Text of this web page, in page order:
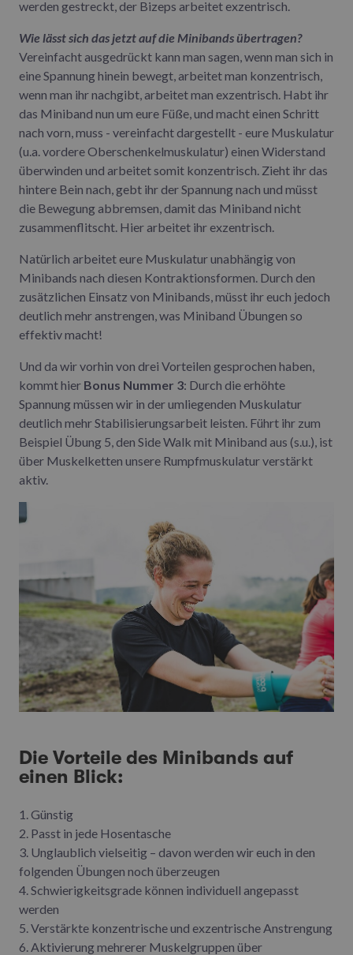
werden gestreckt, der Bizeps arbeitet exzentrisch.
Wie lässt sich das jetzt auf die Minibands übertragen?
Vereinfacht ausgedrückt kann man sagen, wenn man sich in
eine Spannung hinein bewegt, arbeitet man konzentrisch,
wenn man ihr nachgibt, arbeitet man exzentrisch. Habt ihr
das Miniband nun um eure Füße, und macht einen Schritt
nach vorn, muss - vereinfacht dargestellt - eure Muskulatur
(u.a. vordere Oberschenkelmuskulatur) einen Widerstand
überwinden und arbeitet somit konzentrisch. Zieht ihr das
hintere Bein nach, gebt ihr der Spannung nach und müsst
die Bewegung abbremsen, damit das Miniband nicht
zusammenflitscht. Hier arbeitet ihr exzentrisch.
Natürlich arbeitet eure Muskulatur unabhängig von
Minibands nach diesen Kontraktionsformen. Durch den
zusätzlichen Einsatz von Minibands, müsst ihr euch jedoch
deutlich mehr anstrengen, was Miniband Übungen so
effektiv macht!
Und da wir vorhin von drei Vorteilen gesprochen haben,
kommt hier Bonus Nummer 3: Durch die erhöhte
Spannung müssen wir in der umliegenden Muskulatur
deutlich mehr Stabilisierungsarbeit leisten. Führt ihr zum
Beispiel Übung 5, den Side Walk mit Miniband aus (s.u.), ist
über Muskelketten unsere Rumpfmuskulatur verstärkt
aktiv.
Die Vorteile des Minibands auf
einen Blick:
1. Günstig
2. Passt in jede Hosentasche
3. Unglaublich vielseitig – davon werden wir euch in den
folgenden Übungen noch überzeugen
4. Schwierigkeitsgrade können individuell angepasst
werden
5. Verstärkte konzentrische und exzentrische Anstrengung
6. Aktivierung mehrerer Muskelgruppen über